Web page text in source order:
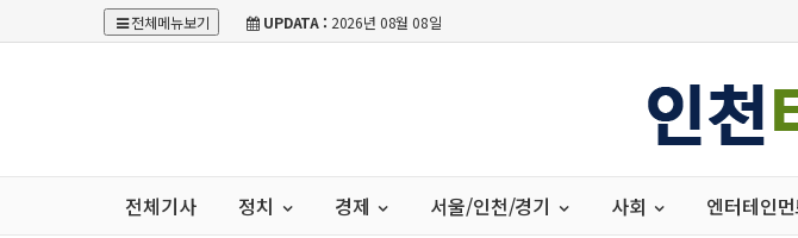
전체메뉴보기 UPDATA : 2026년 08월 08일
전체기사 정치 경제 서울/인천/경기 사회 엔터테인